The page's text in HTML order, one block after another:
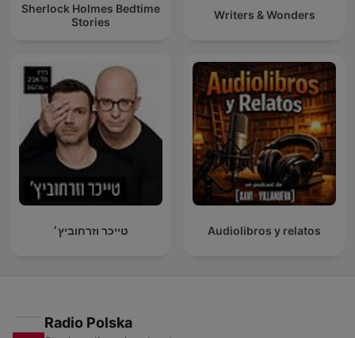
Sherlock Holmes Bedtime
Stories
Writers & Wonders
טייכר וזרחוביץ׳ Audiolibros y relatos
Radio Polska